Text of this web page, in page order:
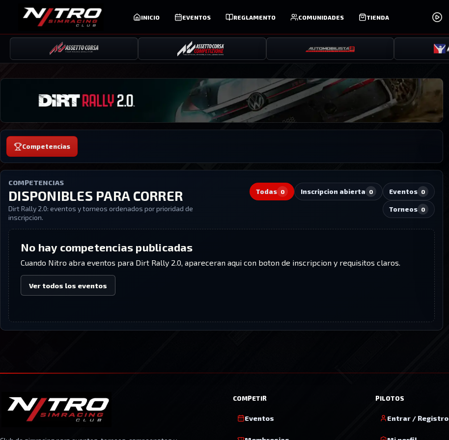
INICIO EVENTOS REGLAMENTO COMUNIDADES TIENDA
Competencias
COMPETENCIAS
DISPONIBLES PARA CORRER
Dirt Rally 2.0: eventos y torneos ordenados por prioridad de
inscripcion.
Todas 0 Inscripcion abierta 0 Eventos 0
Torneos 0
No hay competencias publicadas
Cuando Nitro abra eventos para Dirt Rally 2.0, apareceran aqui con boton de inscripcion y requisitos claros.
Ver todos los eventos
COMPETIR
Eventos
PILOTOS
Entrar / Registro